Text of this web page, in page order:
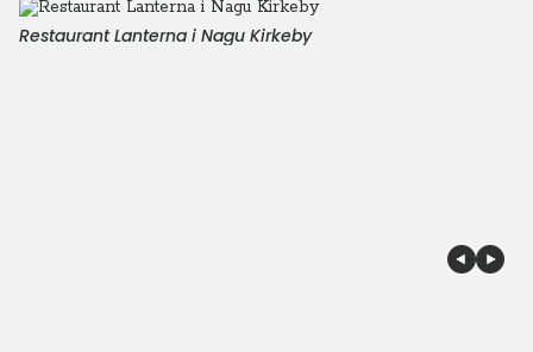
Restaurant Lanterna i Nagu Kirkeby